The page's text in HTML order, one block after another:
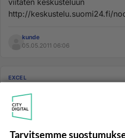
viitaten keskusteluun
http://keskustelu.suomi24.fi/
kunde
05.05.2011 06:06
EXCEL
Kunde grillailee ja toivottelee
Khoratista !!! ja pian aukeaa ne
KeepExceling sivut...
Tarvitsemme